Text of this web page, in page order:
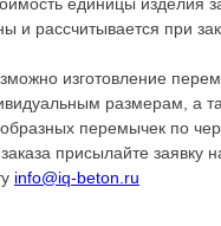
единицы изделия
и рассчитывается при
изготовление
размерам, а
перемычек по
присылайте заявку
info@iq-beton.ru